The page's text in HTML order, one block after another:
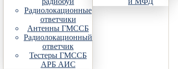
Радиолокационные
ответчики
Антенны ГМССБ
Радиолокационный
ответчик
Тестеры ГМССБ
АРБ АИС